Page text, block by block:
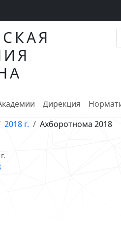
Дирекция
2018 г. Ахборотнома 2018